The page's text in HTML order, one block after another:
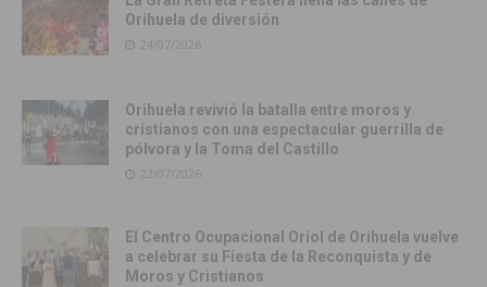
Orihuela de diversión
24/07/2026
Orihuela revivió la batalla entre moros y
cristianos con una espectacular guerrilla de
pólvora y la Toma del Castillo
22/07/2026
El Centro Ocupacional Oriol de Orihuela vuelve
a celebrar su Fiesta de la Reconquista y de
Moros y Cristianos